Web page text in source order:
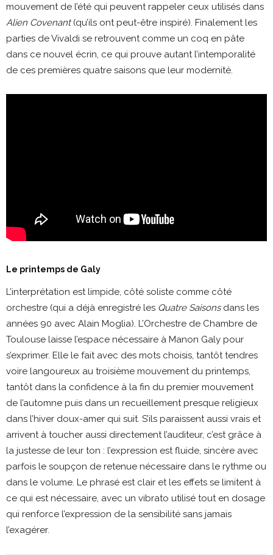
mouvement de l’été qui peuvent rappeler ceux utilisés dans
Alien Covenant(qu’ils ont peut-être inspiré). Finalement les
parties de Vivaldi se retrouvent comme un coq en pâte
dans ce nouvel écrin, ce qui prouve autant l’intemporalité
de ces premières quatre saisons que leur modernité.
Le printemps de Galy
L’interprétation est limpide, côté soliste comme côté
orchestre (qui a déjà enregistré les Quatre Saisonsdans les
années 90 avec Alain Moglia). L’Orchestre de Chambre de
Toulouse laisse l’espace nécessaire à Manon Galy pour
s’exprimer. Elle le fait avec des mots choisis, tantôt tendres
voire langoureux au troisième mouvement du printemps,
tantôt dans la confidence à la fin du premier mouvement
de l’automne puis dans un recueillement presque religieux
dans l’hiver doux-amer qui suit. S’ils paraissent aussi vrais et
arrivent à toucher aussi directement l’auditeur, c’est grâce à
la justesse de leur ton : l’expression est fluide, sincère avec
parfois le soupçon de retenue nécessaire dans le rythme ou
dans le volume. Le phrasé est clair et les effets se limitent à
ce qui est nécessaire, avec un vibrato utilisé tout en dosage
qui renforce l’expression de la sensibilité sans jamais
l’exagérer.